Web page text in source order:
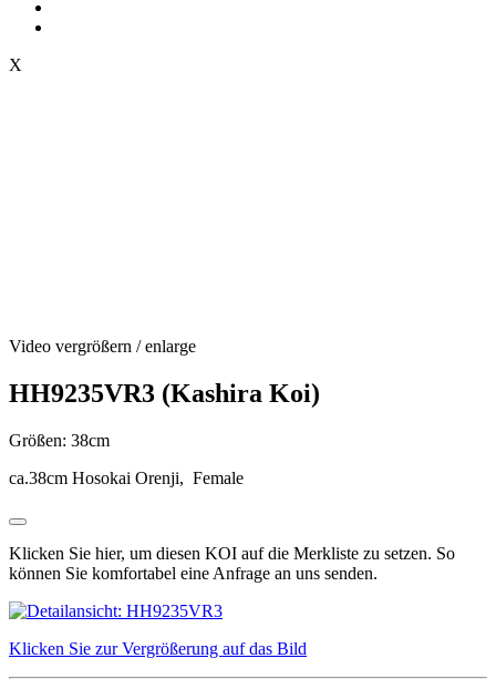
X
Video vergrößern / enlarge
HH9235VR3 (Kashira Koi)
Größen: 38cm
ca.38cm Hosokai Orenji, Female
Klicken Sie hier, um diesen KOI auf die Merkliste zu setzen. So
können Sie komfortabel eine Anfrage an uns senden.
Klicken Sie zur Vergrößerung auf das Bild